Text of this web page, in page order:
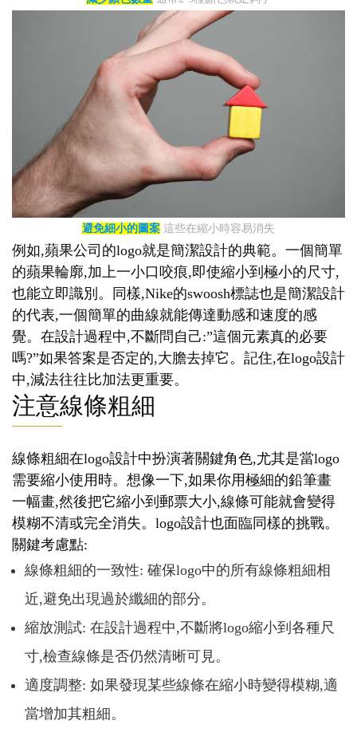
避免細小的圖案 這些在縮小時容易消失
例如,蘋果公司的logo就是簡潔設計的典範。一個簡單
的蘋果輪廓,加上一小口咬痕,即使縮小到極小的尺寸,
也能立即識別。同樣,Nike的swoosh標誌也是簡潔設計
的代表,一個簡單的曲線就能傳達動感和速度的感
覺。在設計過程中,不斷問自己:”這個元素真的必要
嗎?”如果答案是否定的,大膽去掉它。記住,在logo設計
中,減法往往比加法更重要。
注意線條粗細
線條粗細在logo設計中扮演著關鍵角色,尤其是當logo
需要縮小使用時。想像一下,如果你用極細的鉛筆畫
一幅畫,然後把它縮小到郵票大小,線條可能就會變得
模糊不清或完全消失。logo設計也面臨同樣的挑戰。
關鍵考慮點:
線條粗細的一致性: 確保logo中的所有線條粗細相
近,避免出現過於纖細的部分。
縮放測試: 在設計過程中,不斷將logo縮小到各種尺
寸,檢查線條是否仍然清晰可見。
適度調整: 如果發現某些線條在縮小時變得模糊,適
當增加其粗細。